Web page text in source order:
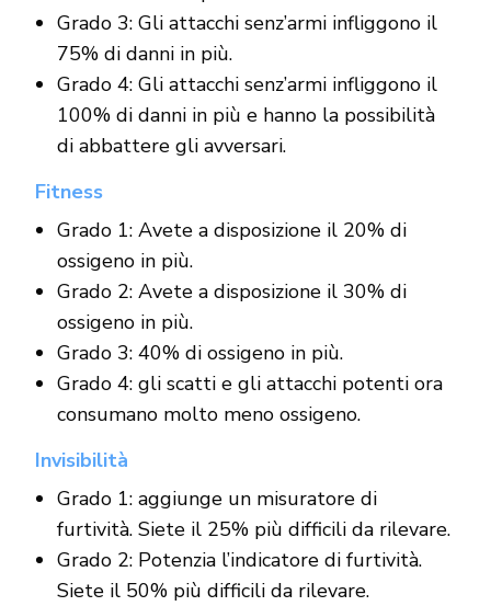
Grado 3: Gli attacchi senz’armi infliggono il
75% di danni in più.
Grado 4: Gli attacchi senz’armi infliggono il
100% di danni in più e hanno la possibilità
di abbattere gli avversari.
Fitness
Grado 1: Avete a disposizione il 20% di
ossigeno in più.
Grado 2: Avete a disposizione il 30% di
ossigeno in più.
Grado 3: 40% di ossigeno in più.
Grado 4: gli scatti e gli attacchi potenti ora
consumano molto meno ossigeno.
Invisibilità
Grado 1: aggiunge un misuratore di
furtività. Siete il 25% più difficili da rilevare.
Grado 2: Potenzia l’indicatore di furtività.
Siete il 50% più difficili da rilevare.